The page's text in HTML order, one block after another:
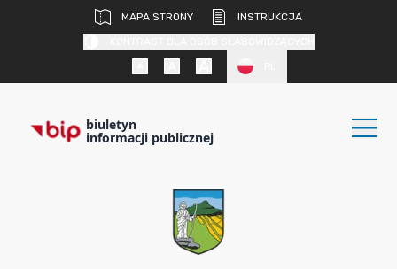
MAPA STRONY
INSTRUKCJA
biuletyn
informacji publicznej